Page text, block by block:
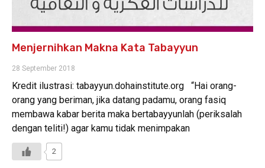
Menjernihkan Makna Kata Tabayyun
28 September 2018
Kredit ilustrasi: tabayyun.dohainstitute.org “Hai orang-
orang yang beriman, jika datang padamu, orang fasiq
membawa kabar berita maka bertabayyunlah (periksalah
dengan teliti!) agar kamu tidak menimpakan
2